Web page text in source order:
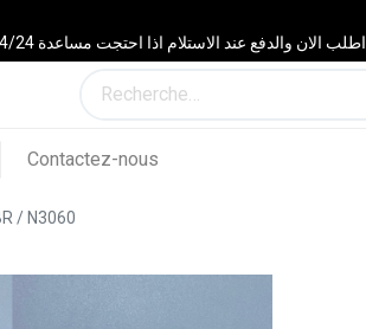
اطلب الان والدفع عند الاستلام اذا احتجت مساعدة 24/24 & 7/7 لا تتردد في الاتصال بنا 0560928964
Contactez-nous
/ N3060